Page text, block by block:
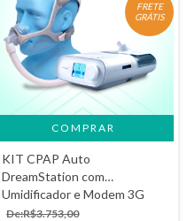
FRETE
GRÁTIS
COMPRAR
KIT CPAP Auto
DreamStation com
Umidificador e Modem 3G
+Máscara Wisp- Philips
De:R$3.753,00